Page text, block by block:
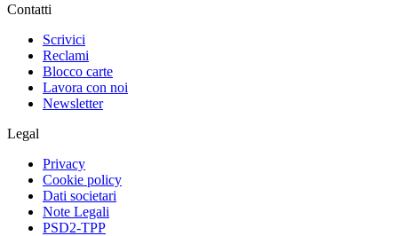
Contatti
Scrivici
Reclami
Blocco carte
Lavora con noi
Newsletter
Legal
Privacy
Cookie policy
Dati societari
Note Legali
PSD2-TPP